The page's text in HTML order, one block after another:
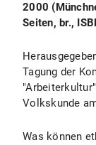
2000
Seiten, br.,
Tagung der
Volkskunde
Was können